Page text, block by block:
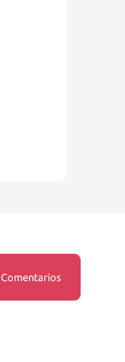
Comentarios